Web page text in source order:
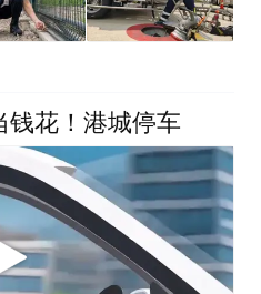
钱花！港城停车